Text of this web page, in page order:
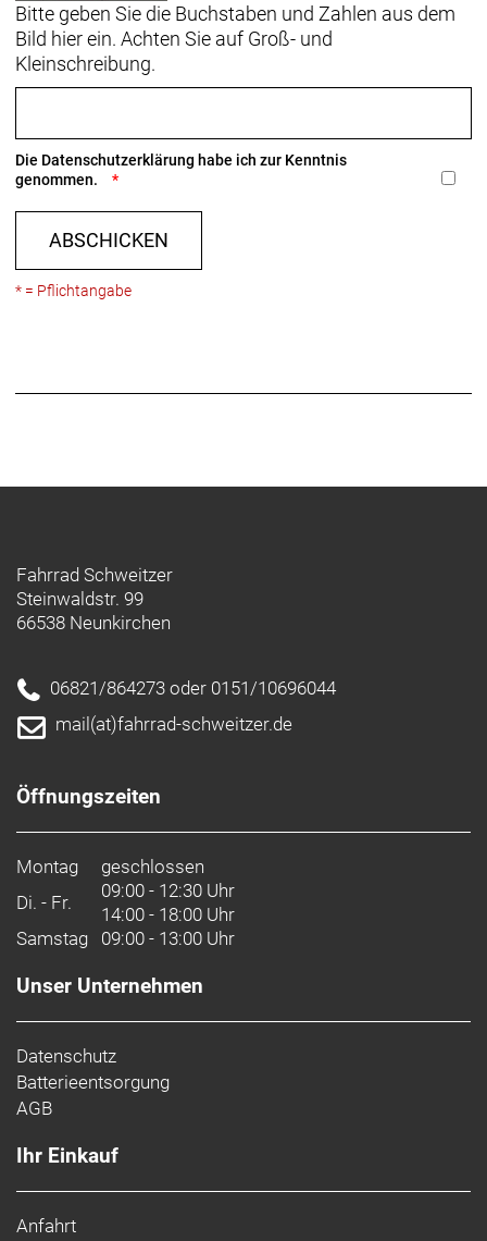
Bitte geben Sie die Buchstaben und Zahlen aus dem
Bild hier ein. Achten Sie auf Groß- und
Kleinschreibung.
Die Datenschutzerklärung habe ich zur Kenntnis
genommen.
ABSCHICKEN
* = Pflichtangabe
Fahrrad Schweitzer
Steinwaldstr. 99
66538 Neunkirchen
06821/864273 oder 0151/10696044
mail(at)fahrrad-schweitzer.de
Öffnungszeiten
Montag
geschlossen
Di. - Fr.
09:00 - 12:30 Uhr
14:00 - 18:00 Uhr
Samstag 09:00 - 13:00 Uhr
Unser Unternehmen
Datenschutz
Batterieentsorgung
AGB
Ihr Einkauf
Anfahrt